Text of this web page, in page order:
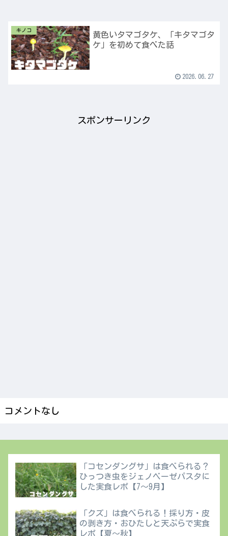
キノコ
黄色いタマゴタケ、「キタマゴタ
ケ」を初めて食べた話
2026.06.27
スポンサーリンク
コメントなし
「コセンダングサ」は食べられる？
ひっつき虫をジェノベーゼパスタに
した実食レポ【7〜9月】
「クズ」は食べられる！採り方・皮
の剥き方・おひたしと天ぷらで実食
レポ【夏〜秋】